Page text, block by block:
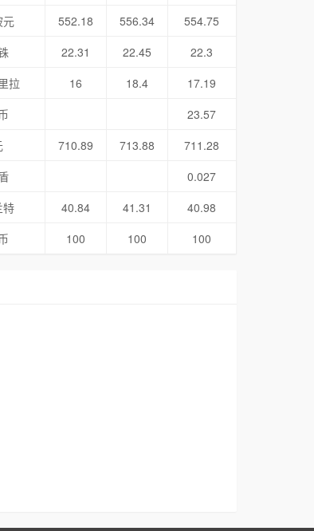
元
552.18 556.34
554.75
22.31 22.45
22.3
拉
16 18.4
17.19
23.57
710.89 713.88
711.28
0.027
特
40.84 41.31
40.98
100 100 100